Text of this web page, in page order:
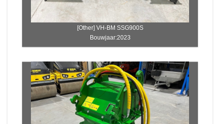
[Other] VH-BM SSG900S
Bouwjaar:2023